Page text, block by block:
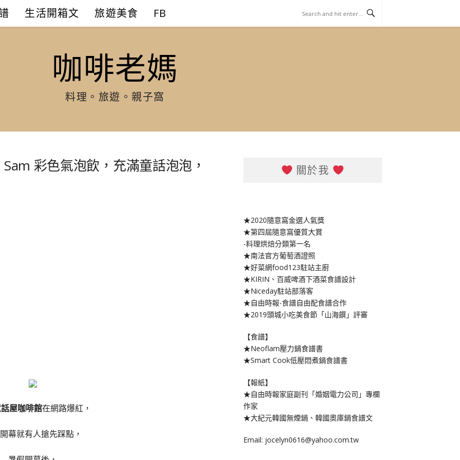
生活開箱文 旅遊美食 FB
咖啡老媽
料理。旅遊。親子窩
彩色氣泡飲，充滿童話泡泡，
屋咖啡館在網路爆紅，
幕就有人搶先踩點，
關於我
★2020隨意窩金選人氣獎
★第四屆隨意窩優質大賞
-料理烘焙分類第一名
★南法官方葡萄酒證照
★好菜網food123駐站主廚
★KIRIN、百威啤酒下酒菜食譜設計
★Niceday駐站部落客
★自由時報-食譜自由配食譜合作
★2019頭城小吃美食節「山海饌」評審
【食譜】
★Neoflam壓力鍋食譜書
★Smart Cook低壓悶煮鍋食譜書
【報紙】
★自由時報家庭副刊「婚姻電力公司」專欄
作家
★大紀元韓國無煙鍋、韓國奧庫鍋食譜文
Email: jocelyn0616@yahoo.com.tw